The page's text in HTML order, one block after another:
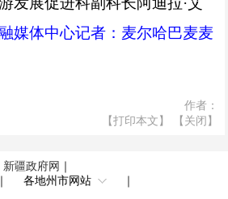
融媒体中心记者：麦尔哈巴麦麦
作者：
【打印本文】
【关闭】
新疆政府网 ｜
｜ 各地州市网站
｜